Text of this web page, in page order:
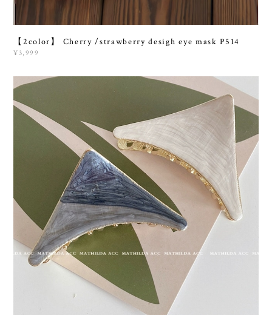
【2color】 Cherry /strawberry desigh eye mask P514
¥3,999